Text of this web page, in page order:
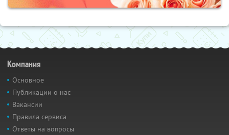
Компания
Основное
Публикации о нас
Вакансии
Правила сервиса
Ответы на вопросы